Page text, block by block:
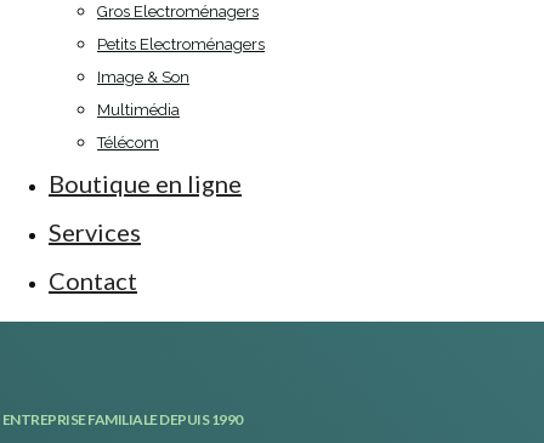
Gros Electroménagers
Petits Electroménagers
Image & Son
Multimédia
Télécom
Boutique en ligne
Services
Contact
ENTREPRISE FAMILIALE DEPUIS 1990